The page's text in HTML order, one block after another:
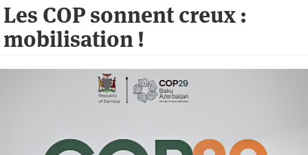
Les COP sonnent creux :
mobilisation !